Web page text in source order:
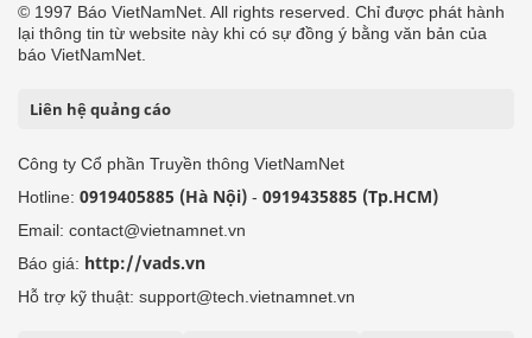
© 1997 Báo VietNamNet. All rights reserved. Chỉ được phát hành
lại thông tin từ website này khi có sự đồng ý bằng văn bản của
báo VietNamNet.
Liên hệ quảng cáo
Công ty Cổ phần Truyền thông VietNamNet
Hotline: 0919405885 (Hà Nội) - 0919435885 (Tp.HCM)
Email: contact@vietnamnet.vn
Báo giá: http://vads.vn
Hỗ trợ kỹ thuật: support@tech.vietnamnet.vn